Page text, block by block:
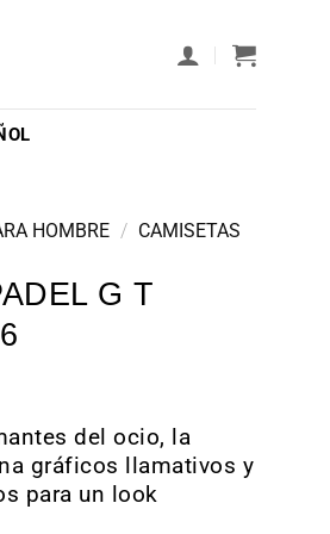
HOMBRE / CAMISETAS
G T
del ocio, la
gráficos llamativos y
para un look